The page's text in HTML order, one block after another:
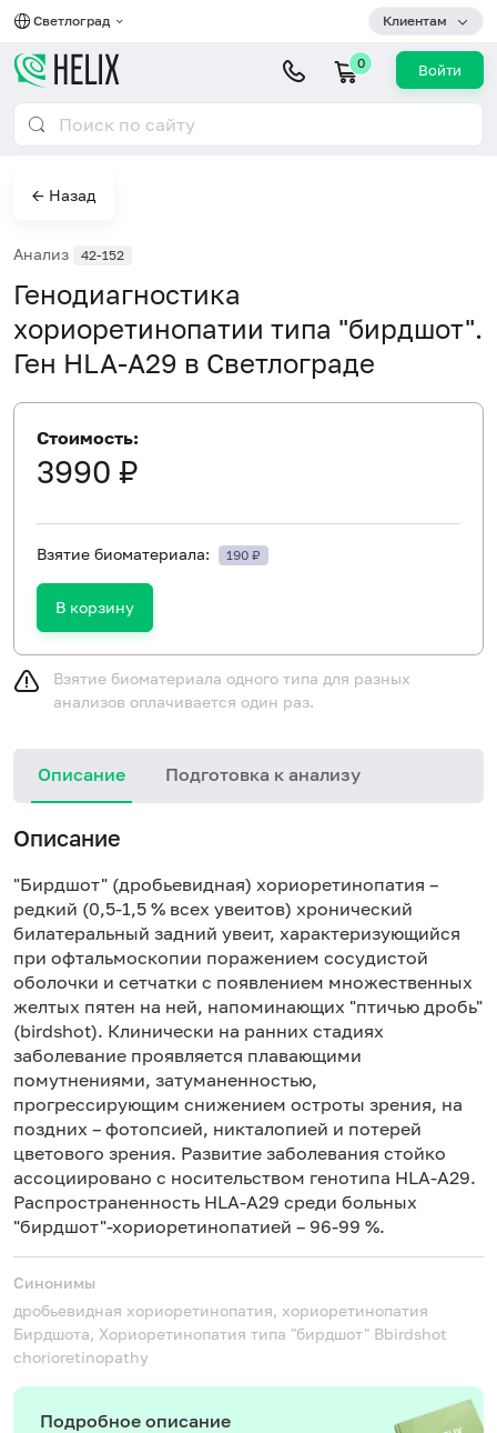
Светлоград Клиентам
0 Войти
← Назад
Анализ 42-152
Генодиагностика
хориоретинопатии типа "бирдшот".
Ген HLA-A29 в Светлограде
Стоимость:
3990 ₽
Взятие биоматериала: 190 ₽
В корзину
Взятие биоматериала одного типа для разных
анализов оплачивается один раз.
Описание Подготовка к анализу
Описание
"Бирдшот" (дробьевидная) хориоретинопатия –
редкий (0,5-1,5 % всех увеитов) хронический
билатеральный задний увеит, характеризующийся
при офтальмоскопии поражением сосудистой
оболочки и сетчатки с появлением множественных
желтых пятен на ней, напоминающих "птичью дробь"
(birdshot). Клинически на ранних стадиях
заболевание проявляется плавающими
помутнениями, затуманенностью,
прогрессирующим снижением остроты зрения, на
поздних – фотопсией, никталопией и потерей
цветового зрения. Развитие заболевания стойко
ассоциировано с носительством генотипа HLA-А29.
Распространенность HLA-A29 среди больных
"бирдшот"-хориоретинопатией – 96-99 %.
Синонимы
дробьевидная хориоретинопатия, хориоретинопатия
Бирдшота, Хориоретинопатия типа "бирдшот" Bbirdshot
chorioretinopathy
Подробное описание